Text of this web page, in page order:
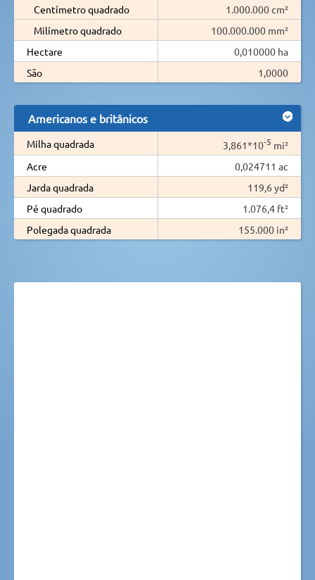
Centímetro quadrado
1.000.000 cm²
Milímetro quadrado
100.000.000 mm²
Hectare
0,010000 ha
São
1,0000
Americanos e britânicos
Milha quadrada 3,861*10-5 mi²
Acre
0,024711 ac
Jarda quadrada
119,6 yd²
Pé quadrado
1.076,4 ft²
Polegada quadrada
155.000 in²